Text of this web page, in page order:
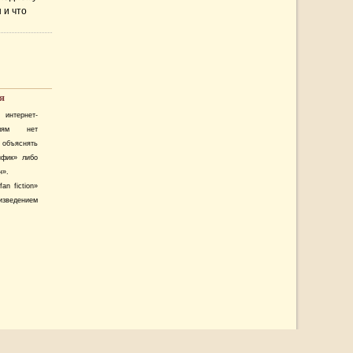
и что
нет
либо
fiction»